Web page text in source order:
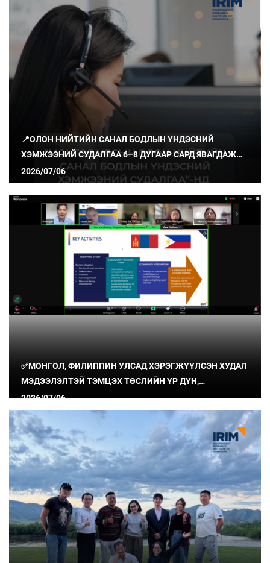
📍ОЛОН НИЙТИЙН САНАЛ БОДЛЫН ҮНДЭСНИЙ
ХЭМЖЭЭНИЙ СУДАЛГАА 6–8 ДУГААР САРД ЯВАГДАЖ
БАЙНА
2026/07/06
✅МОНГОЛ, ФИЛИППИН УЛСАД ХЭРЭГЖҮҮЛСЭН ХУДАЛ
МЭДЭЭЛЭЛТЭЙ ТЭМЦЭХ ТӨСЛИЙН ҮР ДҮН,
СУРГАМЖИЙГ ХУВААЛЦЛАА
2026/07/06